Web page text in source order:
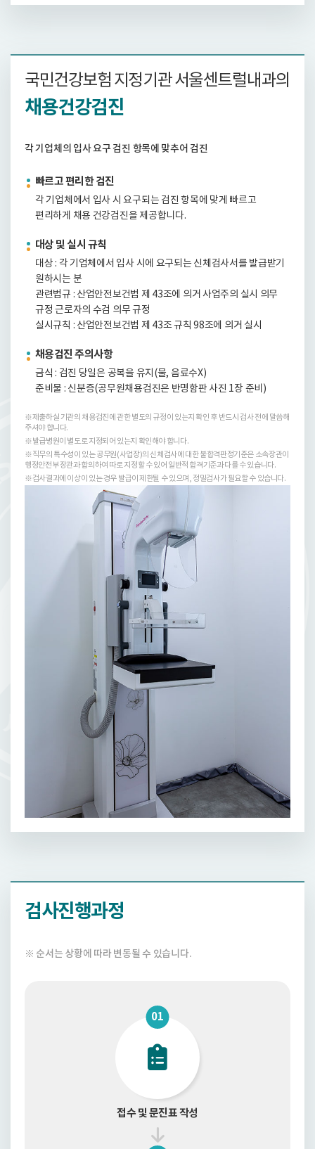
국민건강보험 지정기관 서울센트럴내과의
채용건강검진
각 기업체의 입사 요구 검진 항목에 맞추어 검진
빠르고 편리한 검진
각 기업체에서 입사 시 요구되는 검진 항목에 맞게 빠르고
편리하게 채용 건강검진을 제공합니다.
대상 및 실시 규칙
대상 : 각 기업체에서 입사 시에 요구되는 신체검사서를 발급받기
원하시는 분
관련법규 : 산업안전보건법 제 43조에 의거 사업주의 실시 의무
규정 근로자의 수검 의무 규정
실시규칙 : 산업안전보건법 제 43조 규칙 98조에 의거 실시
채용검진 주의사항
금식 : 검진 당일은 공복을 유지(물, 음료수X)
준비물 : 신분증(공무원채용검진은 반명함판 사진 1장 준비)
※제출하실 기관의 채용검진에 관한 별도의 규정이 있는지 확인 후 반드시 검사 전에 말씀해
주셔야 합니다.
※발급병원이 별도로 지정되어 있는지 확인해야 합니다.
※직무의 특수성이 있는 공무원(사업장)의 신체검사에 대한 불합격판정기준은 소속장관이
행정안전부 장관과 합의하여 따로 지정할 수 있어 일반적 합격기준과 다를 수 있습니다.
※검사결과에 이상이 있는 경우 발급이 제한될 수 있으며, 정밀검사가 필요할 수 있습니다.
검사진행과정
※ 순서는 상황에 따라 변동될 수 있습니다.
01
접수 및 문진표 작성